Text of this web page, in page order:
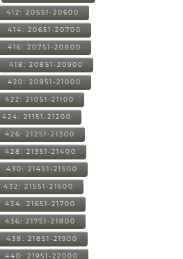
412: 20551-20600
414: 20651-20700
416: 20751-20800
418: 20851-20900
420: 20951-21000
422: 21051-21100
424: 21151-21200
426: 21251-21300
428: 21351-21400
430: 21451-21500
432: 21551-21600
434: 21651-21700
436: 21751-21800
438: 21851-21900
440: 21951-22000